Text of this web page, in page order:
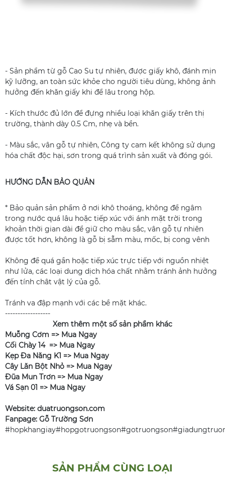
- Sản phẩm từ gỗ Cao Su tự nhiên, được giấy khô, đánh mịn
kỹ lưỡng, an toàn sức khỏe cho người tiêu dùng, không ảnh
hưởng đến khăn giấy khi để lâu trong hộp.
- Kích thước đủ lớn để đựng nhiều loại khăn giấy trên thị
trường, thành dày 0.5 Cm, nhẹ và bền.
- Màu sắc, vân gỗ tự nhiên, Công ty cam kết không sử dụng
hóa chất độc hại, sơn trong quá trình sản xuất và đóng gói.
HƯỚNG DẪN BẢO QUẢN
* Bảo quản sản phẩm ở nơi khô thoáng, không để ngâm
trong nước quá lâu hoặc tiếp xúc với ánh mặt trời trong
khoản thời gian dài để giữ cho màu sắc, vân gỗ tự nhiên
được tốt hơn, không là gỗ bị sẵm màu, mốc, bị cong vênh
Không để quá gần hoặc tiếp xúc trực tiếp với nguồn nhiệt
như lửa, các loại dung dịch hóa chất nhằm tránh ảnh hưởng
đến tính chât vật lý của gỗ.
Tránh va đập mạnh với các bề mặt khác.
------------------
Xem thêm một số sản phẩm khác
Muỗng Cơm => Mua Ngay
Cối Chày 14 => Mua Ngay
Kẹp Đa Năng K1 => Mua Ngay
Cây Lăn Bột Nhỏ => Mua Ngay
Đũa Mun Trơn => Mua Ngay
Vá Sạn 01 => Mua Ngay
Website: duatruongson.com
Fanpage: Gỗ Trường Sơn
SẢN PHẨM CÙNG LOẠI